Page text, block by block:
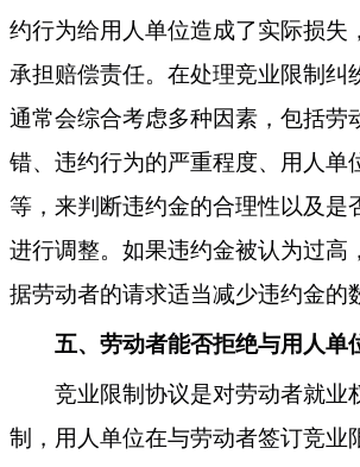
约行为给用人单位造成了实际损失
承担赔偿责任。在处理竞业限制纠
通常会综合考虑多种因素，包括劳
错、违约行为的严重程度、用人单
等，来判断违约金的合理性以及是
进行调整。如果违约金被认为过高，
据劳动者的请求适当减少违约金的
五、劳动者能否拒绝与用人单
竞业限制协议是对劳动者就业
制，用人单位在与劳动者签订竞业